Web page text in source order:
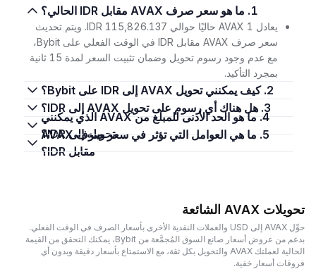
1. ما هو سعر صرف AVAX مقابل IDR الحالي؟
يعادل 1 AVAX حاليًا حوالي 115,826.137 IDR. ويتم تحديث
سعر صرف AVAX مقابل IDR في الوقت الفعلي على Bybit،
مع عدم وجود رسوم تحويل وضمان تثبيت السعر لمدة 15 ثانية
بمجرد التأكيد.
2. كيف يمكنني تحويل AVAX إلى IDR على Bybit؟
3. هل هناك أي رسوم على تحويل AVAX إلى IDR؟
4. ما هو الحد الأدنى للمبلغ من AVAX الذي يمكنني
تحويله إلى IDR؟5. ما هي العوامل التي تؤثر في سعر صرف AVAX
مقابل IDR؟
تحويلات AVAX الشائعة
حوِّل AVAX إلى USD والعملات النقدية الأخرى بأسعار الصرف في الوقت الفعلي.
بدعم من عروض أسعار صانع السوق المُجمَّعة من Bybit، يمكنك التحقق من القيمة
الحالية لعملتك AVAX والتحويل بكل ثقة، مع الاستمتاع بأسعار دقيقة وبدون أي
فروقات أسعار خفية.